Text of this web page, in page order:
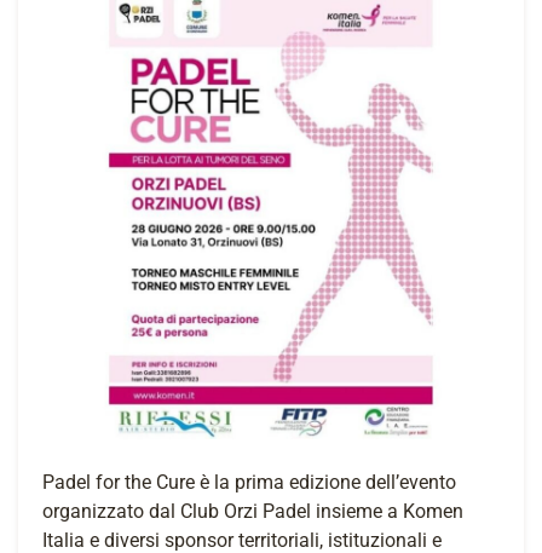
Padel for the Cure è la prima edizione dell’evento
organizzato dal Club Orzi Padel insieme a Komen
Italia e diversi sponsor territoriali, istituzionali e